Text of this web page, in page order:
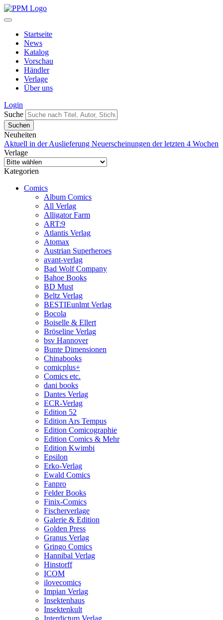
Startseite
News
Katalog
Vorschau
Händler
Verlage
Über uns
Login
Suche
Neuheiten
Aktuell in der Auslieferung Neuerscheinungen der letzten 4 Wochen
Verlage
Kategorien
Comics
Album Comics
All Verlag
Alligator Farm
ART:9
Atlantis Verlag
Atomax
Austrian Superheroes
avant-verlag
Bad Wolf Company
Bahoe Books
BD Must
Beltz Verlag
BESTIEunlmt Verlag
Bocola
Boiselle & Ellert
Bröseline Verlag
bsv Hannover
Bunte Dimensionen
Chinabooks
comicplus+
Comics etc.
dani books
Dantes Verlag
ECR-Verlag
Edition 52
Edition Ars Tempus
Edition Comicographie
Edition Comics & Mehr
Edition Kwimbi
Epsilon
Erko-Verlag
Ewald Comics
Fanpro
Felder Books
Finix-Comics
Fischerverlage
Galerie & Edition
Golden Press
Granus Verlag
Gringo Comics
Hannibal Verlag
Hinstorff
ICOM
ilovecomics
Impian Verlag
Insektenhaus
Insektenkult
Interdictum Verlag